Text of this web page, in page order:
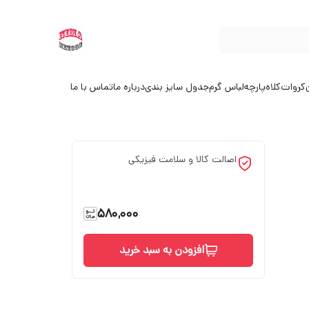
کرواتکلاهپارچهلباس گرمجدول سایز بندیدرباره ماتماس با ما
اصالت کالا و سلامت فیزیکی
580,000
افزودن به سبد خرید